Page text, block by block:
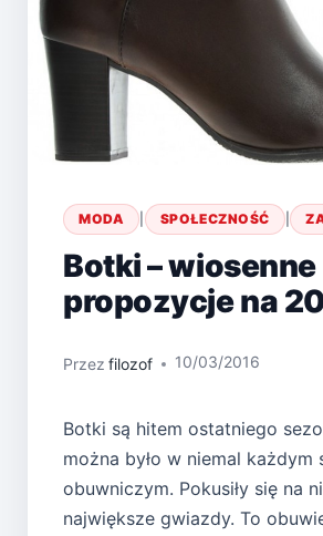
MODA SPOŁECZNOŚĆ |
Botki – wiosenne
propozycje na
Przez filozof 10/03/2016
Botki są hitem ostatniego
można było w niemal każdym
obuwniczym. Pokusiły się na
największe gwiazdy. To